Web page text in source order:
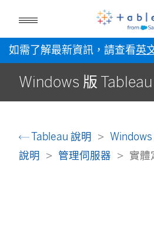
如需了解最新資訊，請查看英文
Windows 版
Tableau 說明
說明
管理伺服器 實體